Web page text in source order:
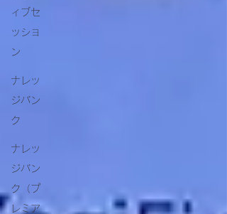
ィブセ
ッショ
ン
ナレッ
ジバン
ク
ナレッ
ジバン
ク（プ
レミア